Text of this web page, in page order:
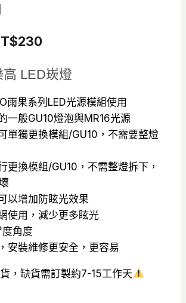
：
。
230目
價
格：
NT$230。
高 LED崁燈
雨果系列LED光源模組使用
一般GU10燈泡與MR16光源
單獨更換模組/GU10，不需要整燈
更換模組/GU10，不需整燈拆下，
以增加防眩光效果
使用，減少更多眩光
角度
安裝維修更安全，更容易
，缺貨需訂製約7-15工作天